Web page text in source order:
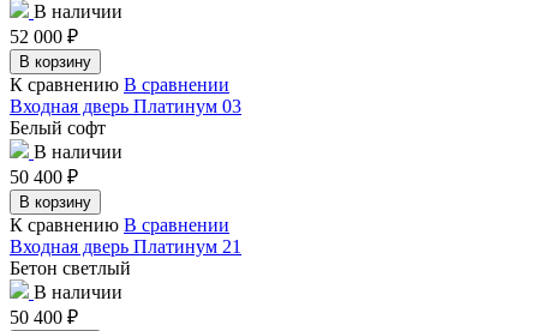
В наличии
52 000 ₽
В корзину
К сравнению В сравнении
Входная дверь Платинум 03
Белый софт
В наличии
50 400 ₽
В корзину
К сравнению В сравнении
Входная дверь Платинум 21
Бетон светлый
В наличии
50 400 ₽